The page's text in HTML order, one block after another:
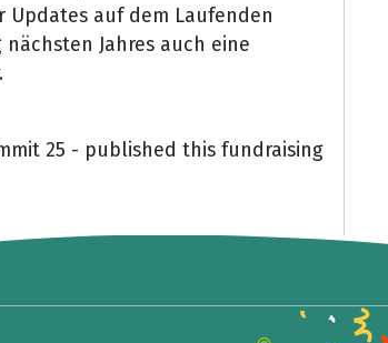
auf dem Laufenden
Jahres auch eine
25 - published this fundraising